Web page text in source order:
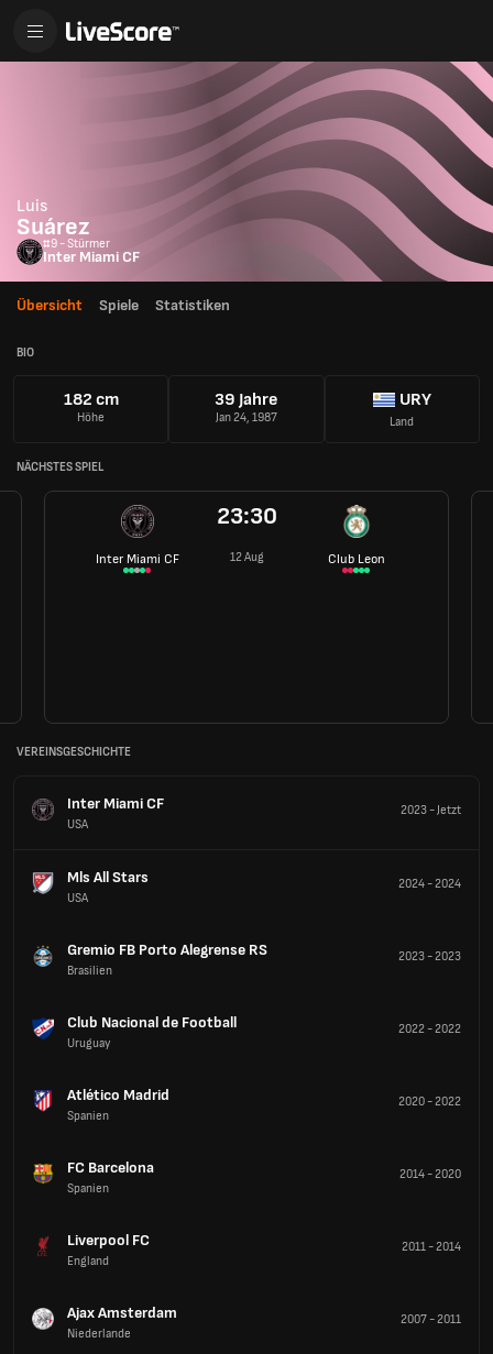
Luis
Suárez
#9 - Stürmer
Inter Miami CF
Übersicht Spiele Statistiken
BIO
182 cm
Höhe
39 Jahre
Jan 24, 1987
URY
Land
NÄCHSTES SPIEL
Inter Miami CF
23:30
12 Aug Club Leon
VEREINSGESCHICHTE
Inter Miami CF
USA
2023-Jetzt
Mls All Stars
USA
2024-2024
Gremio FB Porto Alegrense RS
Brasilien
2023-2023
Club Nacional de Football
Uruguay
2022-2022
Atlético Madrid
Spanien
2020-2022
FC Barcelona
Spanien
2014-2020
Liverpool FC
England
2011-2014
Ajax Amsterdam
Niederlande
2007-2011